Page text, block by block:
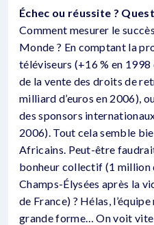
Échec ou réussite ?
Comment mesurer le
Monde ? En comptant la
téléviseurs (+16 % en
de la vente des droits de
milliard d’euros en 2006),
des sponsors
2006). Tout cela semble
Africains. Peut-être
bonheur collectif (1 million
Champs-Élysées après la
de France) ? Hélas,
grande forme… On voit